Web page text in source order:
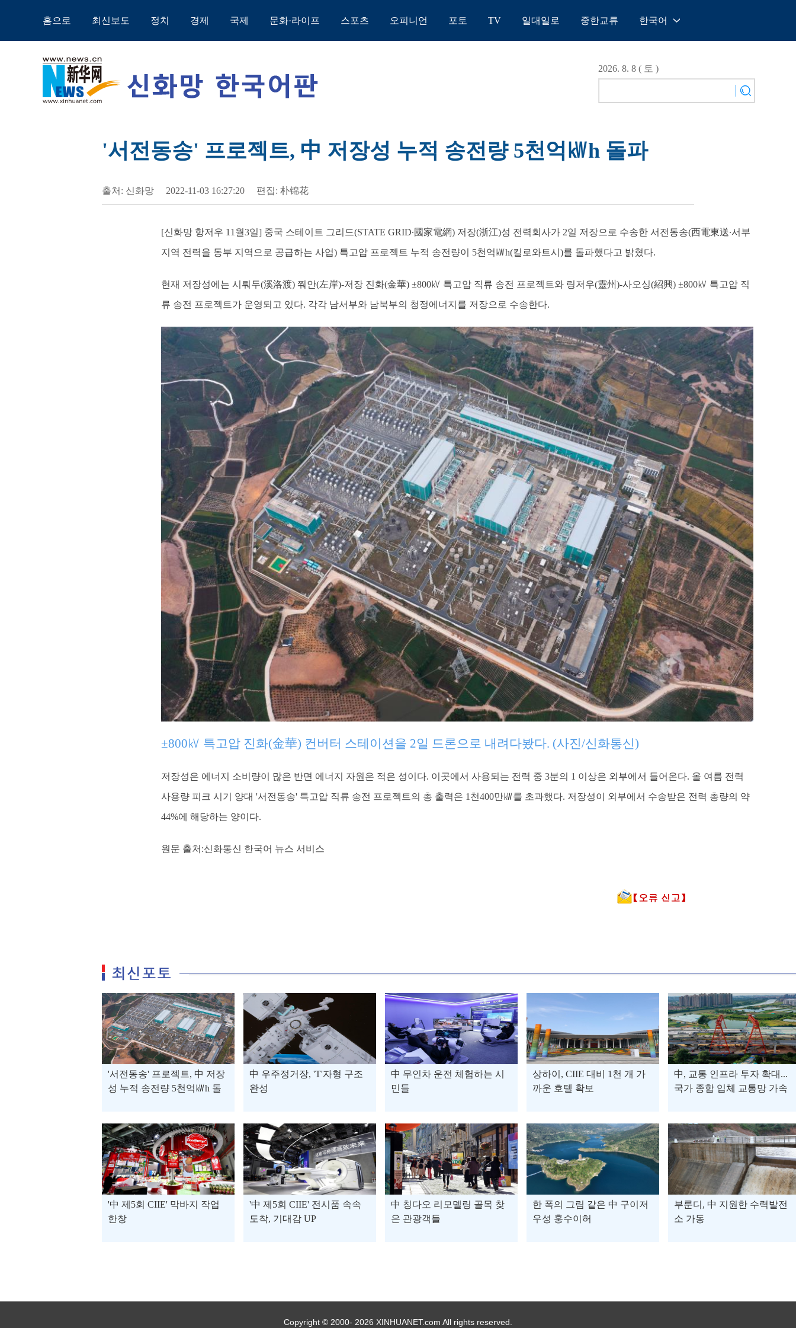
홈으로 최신보도 정치 경제 국제 문화·라이프 스포츠 오피니언 포토 TV 일대일로 중한교류 한국어
English
Español
日本語
2026. 8. 8 ( 토 )
'서전동송' 프로젝트, 中 저장성 누적 송전량 5천억㎾h 돌파
출처: 신화망 2022-11-03 16:27:20 편집: 朴锦花
[신화망 항저우 11월3일] 중국 스테이트 그리드(STATE GRID∙國家電網) 저장(浙江)성 전력회사가 2일 저장으로 수송한 서전동송(西電東送∙서부
지역 전력을 동부 지역으로 공급하는 사업) 특고압 프로젝트 누적 송전량이 5천억㎾h(킬로와트시)를 돌파했다고 밝혔다.
현재 저장성에는 시뤄두(溪洛渡) 쭤안(左岸)-저장 진화(金華) ±800㎸ 특고압 직류 송전 프로젝트와 링저우(靈州)-사오싱(紹興) ±800㎸ 특고압 직
류 송전 프로젝트가 운영되고 있다. 각각 남서부와 남북부의 청정에너지를 저장으로 수송한다.
±800㎸ 특고압 진화(金華) 컨버터 스테이션을 2일 드론으로 내려다봤다. (사진/신화통신)
저장성은 에너지 소비량이 많은 반면 에너지 자원은 적은 성이다. 이곳에서 사용되는 전력 중 3분의 1 이상은 외부에서 들어온다. 올 여름 전력
사용량 피크 시기 양대 '서전동송' 특고압 직류 송전 프로젝트의 총 출력은 1천400만㎾를 초과했다. 저장성이 외부에서 수송받은 전력 총량의 약
44%에 해당하는 양이다.
원문 출처:신화통신 한국어 뉴스 서비스
'서전동송' 프로젝트, 中 저장
성 누적 송전량 5천억㎾h 돌
中 우주정거장, 'T'자형 구조
완성
中 무인차 운전 체험하는 시
민들
상하이, CIIE 대비 1천 개 가
까운 호텔 확보
中, 교통 인프라 투자 확대...
국가 종합 입체 교통망 가속
'中 제5회 CIIE' 막바지 작업
한창
'中 제5회 CIIE' 전시품 속속
도착, 기대감 UP
中 칭다오 리모델링 골목 찾
은 관광객들
한 폭의 그림 같은 中 구이저
우성 훙수이허
부룬디, 中 지원한 수력발전
소 가동
Copyright © 2000- 2026 XINHUANET.com All rights reserved.